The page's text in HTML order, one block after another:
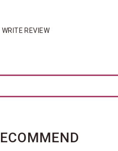
WRITE REVIEW